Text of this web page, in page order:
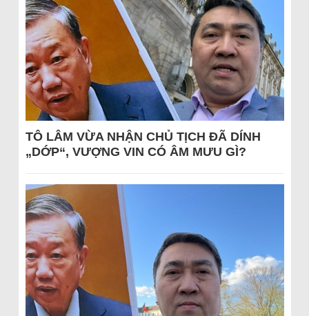
TÔ LÂM VỪA NHẬN CHỦ TỊCH ĐÃ DÍNH
„DỚP“, VƯỢNG VIN CÓ ÂM MƯU GÌ?